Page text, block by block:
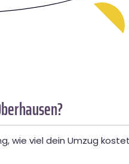
wie viel dein Umzug